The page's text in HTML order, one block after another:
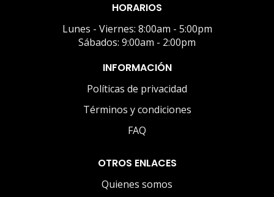
HORARIOS
Lunes - Viernes: 8:00am - 5:00pm
Sábados: 9:00am - 2:00pm
INFORMACIÓN
Políticas de privacidad
Términos y condiciones
FAQ
OTROS ENLACES
Quienes somos